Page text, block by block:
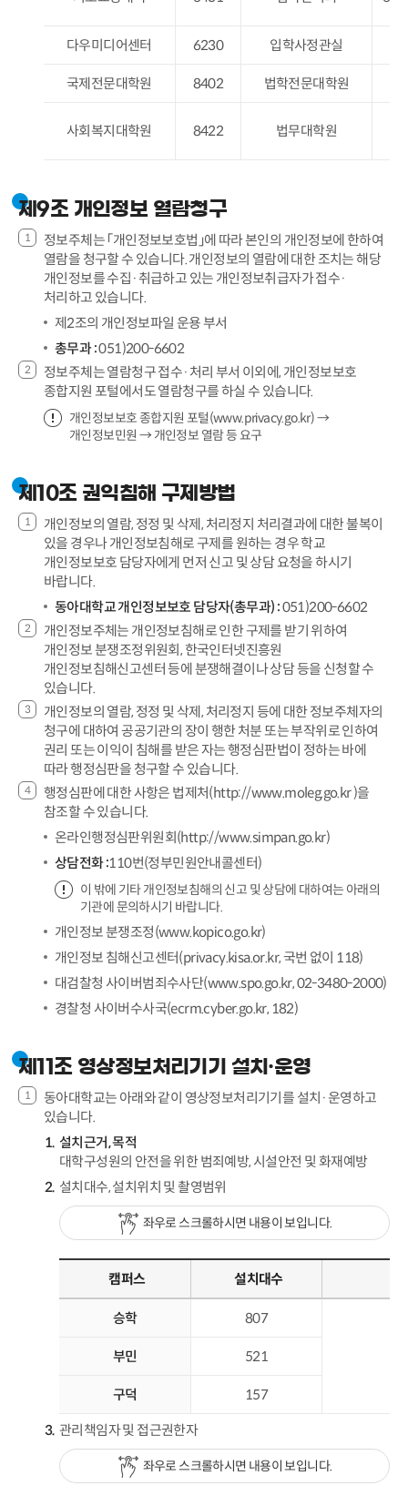
다우미디어센터 6230 입학사정관실
국제전문대학원 8402 법학전문대학원
사회복지대학원 8422 법무대학원
제9조 개인정보 열람청구
정보주체는 「개인정보보호법」에 따라 본인의 개인정보에 한하여
열람을 청구할 수 있습니다. 개인정보의 열람에 대한 조치는 해당
개인정보를 수집·취급하고 있는 개인정보취급자가 접수·
처리하고 있습니다.
제2조의 개인정보파일 운용 부서
총무과 :051)200-6602
정보주체는 열람청구 접수·처리 부서 이외에, 개인정보보호
종합지원 포털에서도 열람청구를 하실 수 있습니다.
개인정보보호 종합지원 포털(www.privacy.go.kr) →
개인정보민원 → 개인정보 열람 등 요구
제10조 권익침해 구제방법
개인정보의 열람, 정정 및 삭제, 처리정지 처리결과에 대한 불복이
있을 경우나 개인정보침해로 구제를 원하는 경우 학교
개인정보보호 담당자에게 먼저 신고 및 상담 요청을 하시기
바랍니다.
동아대학교 개인정보보호 담당자(총무과) :051)200-6602
개인정보주체는 개인정보침해로 인한 구제를 받기 위하여
개인정보 분쟁조정위원회, 한국인터넷진흥원
개인정보침해신고센터 등에 분쟁해결이나 상담 등을 신청할 수
있습니다.
개인정보의 열람, 정정 및 삭제, 처리정지 등에 대한 정보주체자의
청구에 대하여 공공기관의 장이 행한 처분 또는 부작위로 인하여
권리 또는 이익이 침해를 받은 자는 행정심판법이 정하는 바에
따라 행정심판을 청구할 수 있습니다.
행정심판에 대한 사항은 법제처(http://www.moleg.go.kr )을
참조할 수 있습니다.
온라인행정심판위원회(http://www.simpan.go.kr)
상담전화 :110번(정부민원안내콜센터)
이 밖에 기타 개인정보침해의 신고 및 상담에 대하여는 아래의
기관에 문의하시기 바랍니다.
개인정보 분쟁조정(www.kopico.go.kr)
개인정보 침해신고센터(privacy.kisa.or.kr, 국번 없이 118)
대검찰청 사이버범죄수사단(www.spo.go.kr, 02-3480-2000)
경찰청 사이버수사국(ecrm.cyber.go.kr, 182)
제11조 영상정보처리기기 설치·운영
동아대학교는 아래와 같이 영상정보처리기기를 설치·운영하고
있습니다.
설치근거, 목적
대학구성원의 안전을 위한 범죄예방, 시설안전 및 화재예방
설치대수, 설치위치 및 촬영범위
좌우로 스크롤하시면 내용이 보입니다.
캠퍼스 설치대수
승학 807
부민 521
구덕 157
관리책임자 및 접근권한자
좌우로 스크롤하시면 내용이 보입니다.